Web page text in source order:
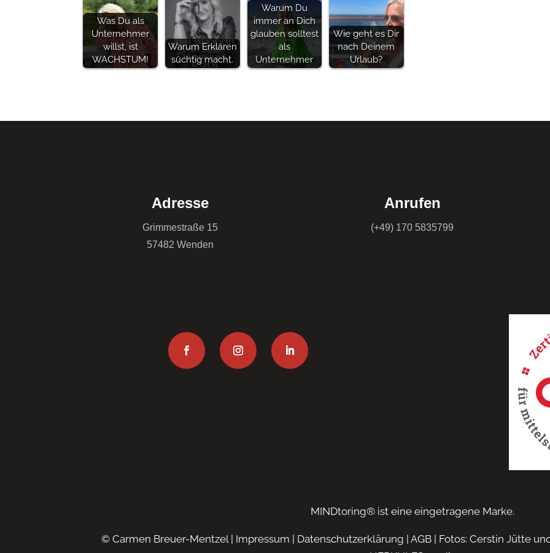
Was Du als
Unternehmer
willst, ist
WACHSTUM!
Warum Erklären
süchtig macht.
Warum Du
immer an Dich
glauben solltest
als
Unternehmer
Wie geht es Dir
nach Deinem
Urlaub?
Adresse
Grimmestraße 15
57482 Wenden
Anrufen
(+49) 170 5835799
MINDtoring® ist eine eingetragene Marke.
© Carmen Breuer-Mentzel | Impressum Datenschutzerklärung AGB| Fotos: Cerstin Jütte